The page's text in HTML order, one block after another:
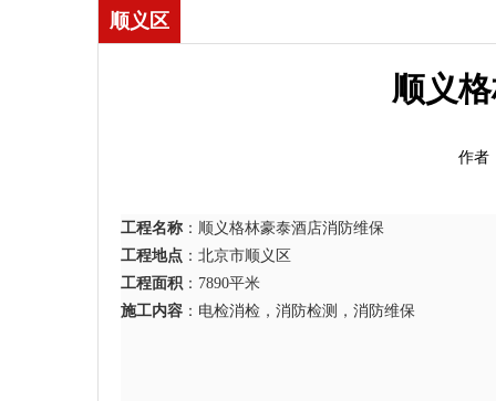
顺义区
顺义
作者
工程名称 ：顺义格林豪泰酒店消防维保
工程地点 ：北京市顺义区
工程面积 ：7890平米
施工内容 ：电检消检，消防检测，消防维保